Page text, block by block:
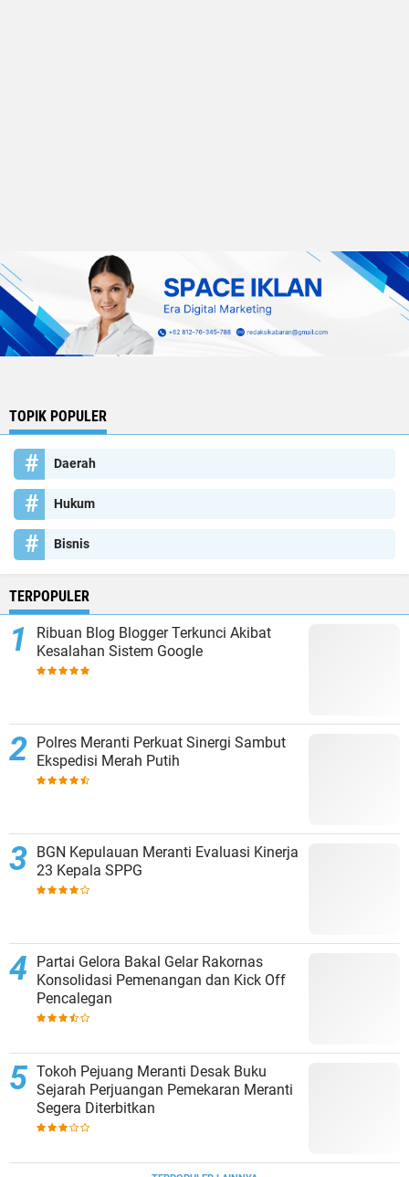
TOPIK POPULER
Daerah
Hukum
Bisnis
TERPOPULER
Ribuan Blog Blogger Terkunci Akibat
Kesalahan Sistem Google
Polres Meranti Perkuat Sinergi Sambut
Ekspedisi Merah Putih
BGN Kepulauan Meranti Evaluasi Kinerja
23 Kepala SPPG
Partai Gelora Bakal Gelar Rakornas
Konsolidasi Pemenangan dan Kick Off
Pencalegan
Tokoh Pejuang Meranti Desak Buku
Sejarah Perjuangan Pemekaran Meranti
Segera Diterbitkan